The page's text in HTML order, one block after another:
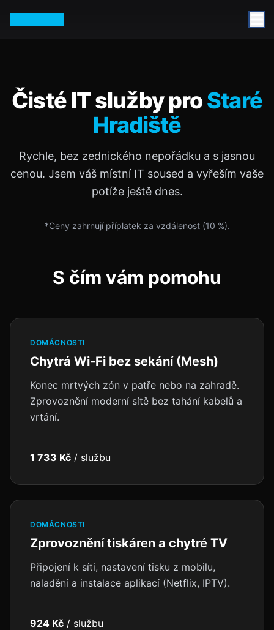
Čisté IT služby proStaré
Hradiště
Rychle, bez zednického nepořádku a s jasnou
cenou. Jsem váš místní IT soused a vyřeším vaše
potíže ještě dnes.
*Ceny zahrnují příplatek za vzdálenost (10 %).
S čím vám pomohu
DOMÁCNOSTI
Chytrá Wi-Fi bez sekání (Mesh)
Konec mrtvých zón v patře nebo na zahradě.
Zprovoznění moderní sítě bez tahání kabelů a
vrtání.
1 733 Kč / službu
DOMÁCNOSTI
Zprovoznění tiskáren a chytré TV
Připojení k síti, nastavení tisku z mobilu,
naladění a instalace aplikací (Netflix, IPTV).
924 Kč / službu